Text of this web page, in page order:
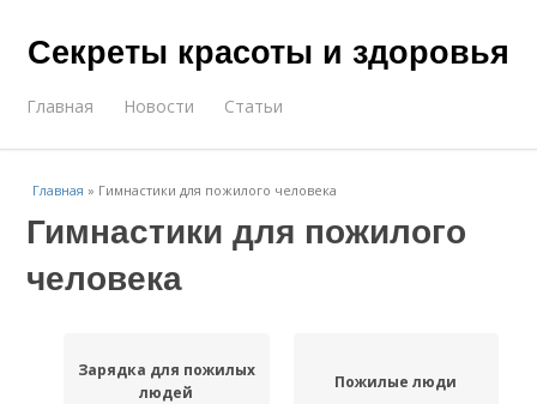
Секреты красоты и здоровья
Главная Новости Статьи
Главная » Гимнастики для пожилого человека
Гимнастики для пожилого
человека
Зарядка для пожилых
людей
Пожилые люди